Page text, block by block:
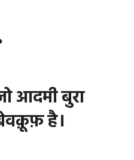
आदमी बुरा
है।